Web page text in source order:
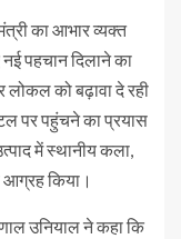
का आभार व्यक्त
पहचान दिलाने का
लोकल को बढ़ावा दे रही
पर पहुंचने का प्रयास
में स्थानीय कला,
आग्रह किया।
उनियाल ने कहा कि